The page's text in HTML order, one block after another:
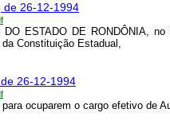
de 26-12-1994
DO ESTADO DE RONDÔNIA,
Constituição Estadual,
26-12-1994
ocuparem o cargo efetivo de